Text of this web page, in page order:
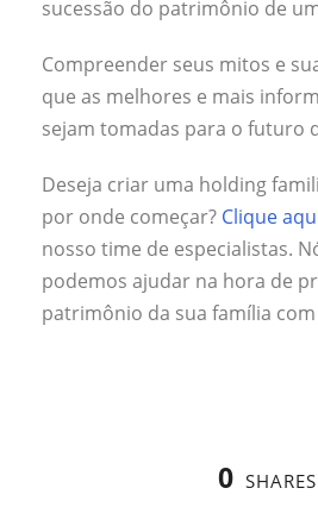
sucessão do patrimônio de
Compreender seus mitos e
que as melhores e mais
sejam tomadas para o futuro
Deseja criar uma holding
por onde começar? Clique
nosso time de especialistas.
podemos ajudar na hora de
patrimônio da sua família
0 SHARES